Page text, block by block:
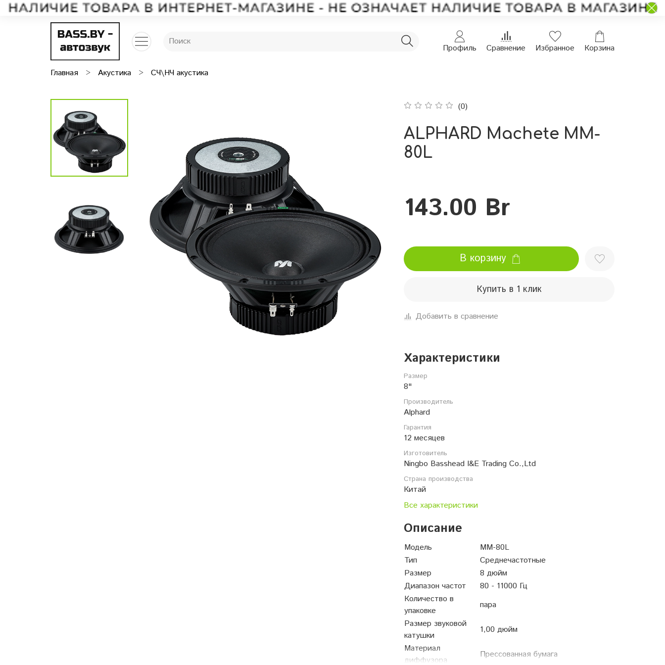
Профиль Сравнение Избранное Корзина
Главная Акустика СЧ\НЧ акустика
(0)
ALPHARD Machete MM-
80L
143.00 Br
В корзину
Купить в 1 клик
Добавить в сравнение
Характеристики
Размер
8"
Производитель
Alphard
Гарантия
12 месяцев
Изготовитель
Ningbo Basshead I&E Trading Co.,Ltd
Страна производства
Китай
Все характеристики
Описание
Модель
MM-80L
Тип
Среднечастотные
Размер
8 дюйм
Диапазон частот
80 - 11000 Гц
Количество в
упаковке
пара
Размер звуковой
катушки
1,00 дюйм
Материал
диффузора
Прессованная бумага